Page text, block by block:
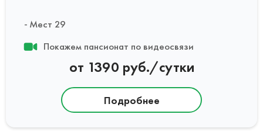
Мест 29
Покажем пансионат по видеосвязи
от 1390 руб./сутки
Подробнее